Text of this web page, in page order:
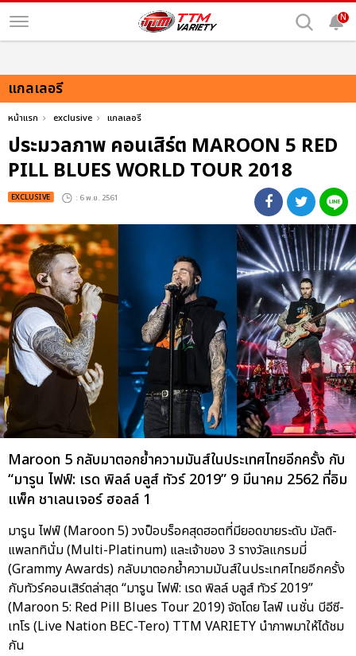
N
แกลเลอรี
หน้าแรก exclusive แกลเลอรี
ประมวลภาพ คอนเสิร์ต MAROON 5 RED
PILL BLUES WORLD TOUR 2018
EXCLUSIVE : 6 พ.ย. 2561
Maroon 5 กลับมาตอกย้ำความมันส์ในประเทศไทยอีกครั้ง กับ
“มารูน ไฟฟ์: เรด พิลล์ บลูส์ ทัวร์ 2019” 9 มีนาคม 2562 ที่อิม
แพ็ค ชาเลนเจอร์ ฮอลล์ 1
มารูน ไฟฟ์ (Maroon 5) วงป็อบร็อคสุดฮอตที่มียอดขายระดับ มัลติ-
แพลททินั่ม (Multi-Platinum) และเจ้าของ 3 รางวัลแกรมมี่
(Grammy Awards) กลับมาตอกย้ำความมันส์ในประเทศไทยอีกครั้ง
กับทัวร์คอนเสิร์ตล่าสุด “มารูน ไฟฟ์: เรด พิลล์ บลูส์ ทัวร์ 2019”
(Maroon 5: Red Pill Blues Tour 2019) จัดโดย ไลฟ์ เนชั่น บีอีซี-
เทโร (Live Nation BEC-Tero) TTM VARIETY นำภาพมาให้ได้ชม
กัน